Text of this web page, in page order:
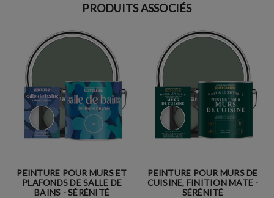
PRODUITS ASSOCIÉS
PEINTURE POUR MURS ET
PLAFONDS DE SALLE DE
BAINS - SÉRÉNITÉ
PEINTURE POUR MURS DE
CUISINE, FINITION MATE -
SÉRÉNITÉ